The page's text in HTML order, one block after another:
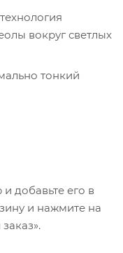
вокруг светлых
тонкий
с алгоритмами
добавьте его в
и нажмите на